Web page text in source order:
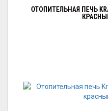
ОТОПИТЕЛЬНАЯ ПЕЧЬ